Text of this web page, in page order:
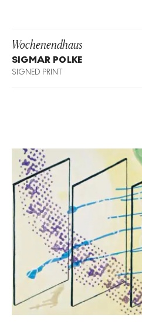
Wochenendhaus
SIGMAR POLKE
SIGNED PRINT